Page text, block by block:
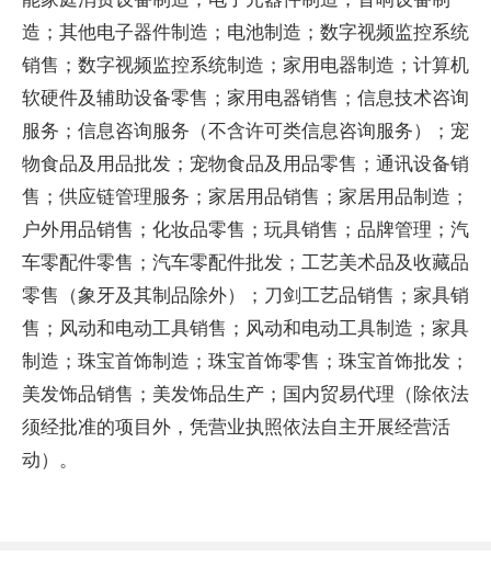
造；其他电子器件制造；电池制造；数字视频监控系统
销售；数字视频监控系统制造；家用电器制造；计算机
软硬件及辅助设备零售；家用电器销售；信息技术咨询
服务；信息咨询服务（不含许可类信息咨询服务）；宠
物食品及用品批发；宠物食品及用品零售；通讯设备销
售；供应链管理服务；家居用品销售；家居用品制造；
户外用品销售；化妆品零售；玩具销售；品牌管理；汽
车零配件零售；汽车零配件批发；工艺美术品及收藏品
零售（象牙及其制品除外）；刀剑工艺品销售；家具销
售；风动和电动工具销售；风动和电动工具制造；家具
制造；珠宝首饰制造；珠宝首饰零售；珠宝首饰批发；
美发饰品销售；美发饰品生产；国内贸易代理（除依法
须经批准的项目外，凭营业执照依法自主开展经营活
动）。